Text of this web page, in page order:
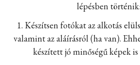
lépésben történik:
1. Készítsen fotókat az alkotás
valamint az aláírásról (ha van).
készített jó minőségű képek